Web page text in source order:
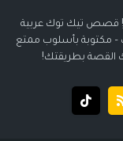
قصص تيك توك عربية
– مكتوبة بأسلوب ممتع
القصة بطريقتك!